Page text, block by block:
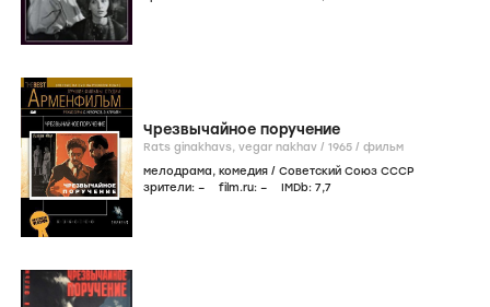
Чрезвычайное поручение
Rats ginakhavs, vegar nakhav / 1965 / фильм
мелодрама, комедия / Советский Союз СССР
зрители: – film.ru: – IMDb: 7,7